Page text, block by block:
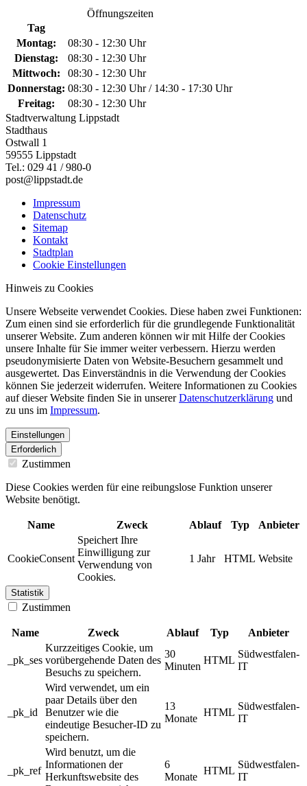
Öffnungszeiten
Tag
Montag:
08:30 - 12:30 Uhr
Dienstag:
08:30 - 12:30 Uhr
Mittwoch:
08:30 - 12:30 Uhr
Donnerstag: 08:30 - 12:30 Uhr / 14:30 - 17:30 Uhr
Freitag:
08:30 - 12:30 Uhr
Stadtverwaltung Lippstadt
Stadthaus
Ostwall 1
59555 Lippstadt
Tel.: 029 41 / 980-0
post@lippstadt.de
Impressum
Datenschutz
Sitemap
Kontakt
Stadtplan
Cookie Einstellungen
Hinweis zu Cookies
Unsere Webseite verwendet Cookies. Diese haben zwei Funktionen:
Zum einen sind sie erforderlich für die grundlegende Funktionalität
unserer Website. Zum anderen können wir mit Hilfe der Cookies
unsere Inhalte für Sie immer weiter verbessern. Hierzu werden
pseudonymisierte Daten von Website-Besuchern gesammelt und
ausgewertet. Das Einverständnis in die Verwendung der Cookies
können Sie jederzeit widerrufen. Weitere Informationen zu Cookies
auf dieser Website finden Sie in unsererDatenschutzerklärung und
zu uns im Impressum.
Einstellungen
Erforderlich
Zustimmen
Diese Cookies werden für eine reibungslose Funktion unserer
Website benötigt.
Name Zweck Ablauf Typ Anbieter
CookieConsent
Speichert Ihre
Einwilligung zur
Verwendung von
Cookies.
1 Jahr HTML Website
Statistik
Zustimmen
Name Zweck Ablauf Typ Anbieter
_pk_ses
Kurzzeitiges Cookie, um
vorübergehende Daten des
Besuchs zu speichern.
30
Minuten
HTML
Südwestfalen-
IT
_pk_id
Wird verwendet, um ein
paar Details über den
Benutzer wie die
eindeutige Besucher-ID zu
speichern.
13
Monate
HTML
Südwestfalen-
IT
_pk_ref
Wird benutzt, um die
Informationen der
Herkunftswebsite des
6
Monate
HTML
Südwestfalen-
IT